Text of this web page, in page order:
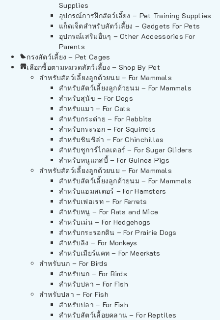
Supplies
อุปกรณ์การฝึกสัตว์เลี้ยง – Pet Training Supplies
แก็ดเจ็ตสำหรับสัตว์เลี้ยง – Gadgets For Pets
อุปกรณ์เสริมอื่นๆ – Other Accessories For
Parents
กรงสัตว์เลี้ยง – Pet Cages
เลือกซื้อตามหมวดสัตว์เลี้ยง – Shop By Pet
สำหรับสัตว์เลี้ยงลูกด้วยนม – For Mammals
สำหรับสัตว์เลี้ยงลูกด้วยนม – For Mammals
สำหรับสุนัข – For Dogs
สำหรับแมว – For Cats
สำหรับกระต่าย – For Rabbits
สำหรับกระรอก – For Squirrels
สำหรับชินชิล่า – For Chinchillas
สำหรับชูการ์ไกลเดอร์ – For Sugar Gliders
สำหรับหนูแกสบี้ – For Guinea Pigs
สำหรับสัตว์เลี้ยงลูกด้วยนม – For Mammals
สำหรับสัตว์เลี้ยงลูกด้วยนม – For Mammals
สำหรับแฮมสเตอร์ – For Hamsters
สำหรับเฟอเรท – For Ferrets
สำหรับหนู – For Rats and Mice
สำหรับเม่น – For Hedgehogs
สำหรับกระรอกดิน – For Prairie Dogs
สำหรับลิง – For Monkeys
สำหรับเมียร์แคท – For Meerkats
สำหรับนก – For Birds
สำหรับนก – For Birds
สำหรับปลา – For Fish
สำหรับปลา – For Fish
สำหรับปลา – For Fish
สำหรับสัตว์เลื้อยคลาน – For Reptiles